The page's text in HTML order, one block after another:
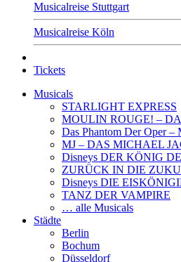
Musicalreise Stuttgart
Musicalreise Köln
Tickets
Musicals
STARLIGHT EXPRESS
MOULIN ROUGE! –
Das Phantom Der Oper –
MJ – DAS MICHAEL
Disneys DER KÖNIG
ZURÜCK IN DIE
Disneys DIE
TANZ DER VAMPIRE
… alle Musicals
Städte
Berlin
Bochum
Düsseldorf